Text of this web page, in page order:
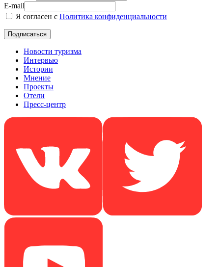
E-mail
Я согласен с Политика конфиденциальности
Новости туризма
Интервью
Истории
Мнение
Проекты
Отели
Пресс-центр